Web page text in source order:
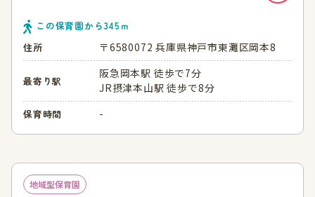
この保育園から345ｍ
住所
〒6580072 兵庫県神戸市東灘区岡本8
最寄り駅
阪急岡本駅 徒歩で7分
JR摂津本山駅 徒歩で8分
保育時間 -
地域型保育園